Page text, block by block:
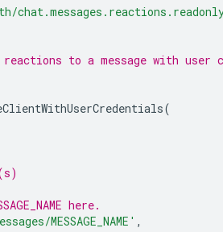
to a message with user
(
here.
MESSAGE_NAME' ,